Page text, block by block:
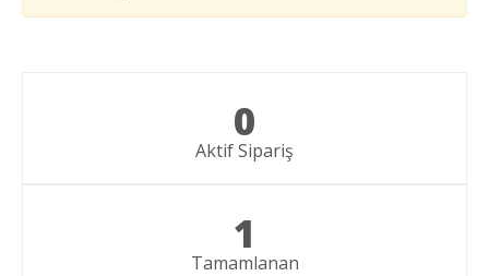
0
Aktif Sipariş
1
Tamamlanan